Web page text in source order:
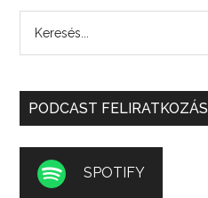
PODCAST FELIRATKOZÁS
SPOTIFY